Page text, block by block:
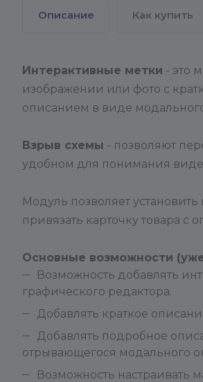
Описание Как купить
Интерактивные метки - это
изображении или фото с
описанием в виде
Взрыв схемы - позволяют
удобном для понимания виде.
Модуль позволяет
привязать карточку товара
Основные возможности
Возможность добавлять
графического редактора.
Добавлять краткое
Добавлять подробное
отрывающегося модального
Возможность настраивать